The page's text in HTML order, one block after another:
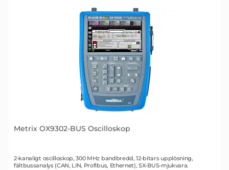
Metrix OX9302-BUS Oscilloskop
Art. nr 2226
2-kanaligt oscilloskop, 300 MHz bandbredd, 12-bitars upplösning,
fältbussanalys (CAN, LIN, Profibus, Ethernet), SX-BUS-mjukvara.